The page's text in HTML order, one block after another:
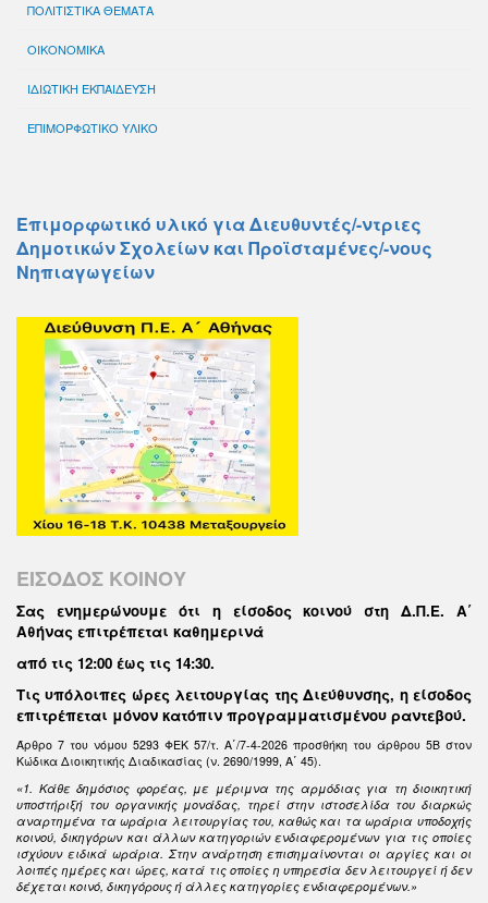
ΠΟΛΙΤΙΣΤΙΚΑ ΘΕΜΑΤΑ
ΟΙΚΟΝΟΜΙΚΑ
ΙΔΙΩΤΙΚΗ ΕΚΠΑΙΔΕΥΣΗ
ΕΠΙΜΟΡΦΩΤΙΚΟ ΥΛΙΚΟ
Επιμορφωτικό υλικό για Διευθυντές/-ντριες
Δημοτικών Σχολείων και Προϊσταμένες/-νους
Νηπιαγωγείων
ΕΙΣΟΔΟΣ ΚΟΙΝΟΥ
Σας ενημερώνουμε ότι η είσοδος κοινού στη Δ.Π.Ε. Α΄
Αθήνας επιτρέπεται καθημερινά
από τις 12:00 έως τις 14:30.
Τις υπόλοιπες ώρες λειτουργίας της Διεύθυνσης, η είσοδος
επιτρέπεται μόνον κατόπιν προγραμματισμένου ραντεβού.
Άρθρο 7 του νόμου 5293 ΦΕΚ 57/τ. Α΄/7-4-2026 προσθήκη του άρθρου 5Β στον
Κώδικα Διοικητικής Διαδικασίας (ν. 2690/1999, Α΄ 45).
«1. Κάθε δημόσιος φορέας, με μέριμνα της αρμόδιας για τη διοικητική
υποστήριξή του οργανικής μονάδας, τηρεί στην ιστοσελίδα του διαρκώς
αναρτημένα τα ωράρια λειτουργίας του, καθώς και τα ωράρια υποδοχής
κοινού, δικηγόρων και άλλων κατηγοριών ενδιαφερομένων για τις οποίες
ισχύουν ειδικά ωράρια. Στην ανάρτηση επισημαίνονται οι αργίες και οι
λοιπές ημέρες και ώρες, κατά τις οποίες η υπηρεσία δεν λειτουργεί ή δεν
δέχεται κοινό, δικηγόρους ή άλλες κατηγορίες ενδιαφερομένων.»